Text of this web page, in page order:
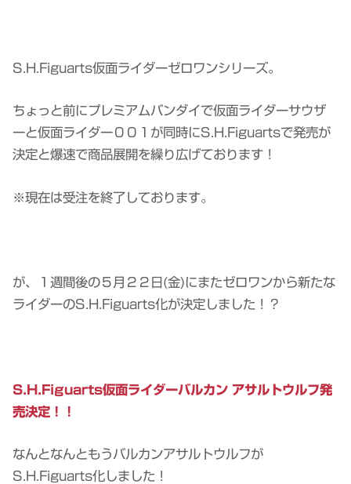
S.H.Figuarts仮面ライダーゼロワンシリーズ。
ちょっと前にプレミアムバンダイで仮面ライダーサウザ
ーと仮面ライダー００１が同時にS.H.Figuartsで発売が
決定と爆速で商品展開を繰り広げております！
※現在は受注を終了しております。
が、１週間後の５月２２日(金)にまたゼロワンから新たな
ライダーのS.H.Figuarts化が決定しました！？
S.H.Figuarts仮面ライダーバルカン アサルトウルフ発
売決定！！
なんとなんともうバルカンアサルトウルフが
S.H.Figuarts化しました！